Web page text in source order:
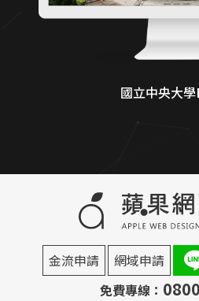
國立中央大
金流申請 網域申請
免費專線：